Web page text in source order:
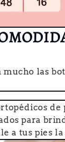
las
para
a tus pies